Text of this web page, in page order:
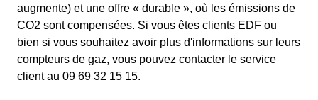
augmente) et une offre « durable », où les émissions de
CO2 sont compensées. Si vous êtes clients EDF ou
bien si vous souhaitez avoir plus d'informations sur leurs
compteurs de gaz, vous pouvez contacter le service
client au 09 69 32 15 15.